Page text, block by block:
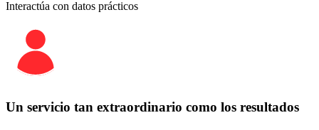
Interactúa con datos prácticos
Un servicio tan extraordinario como los resultados